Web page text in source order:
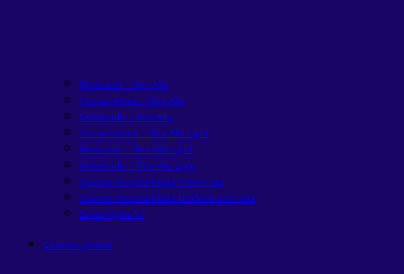
Moderada – Rico Alfa
Conservadora – Rico Alfa
Sofisticada – Rico Alfa
Conservadora – Rico Alfa Light
Moderada – Rico Alfa Light
Sofisticada – Rico Alfa Light
Carteira Recomendada FIIsem alta
Carteira Recomendada Dividendosem alta
Smart Ações 5+
Carteiras globais